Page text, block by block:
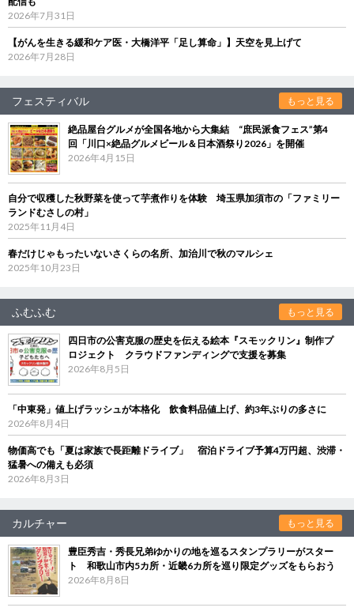
2026年7月31日
【がんを生きる緩和ケア医・大橋洋平「足し算命」】天空を見上げて
2026年7月28日
フェスティバル もっと見る
絶品屋台グルメが全国各地から大集結 “庶民派食フェス”第4
回「川口×絶品グルメビール＆日本酒祭り2026」を開催
2026年4月15日
自分で収穫した秋野菜を使って芋煮作りを体験 埼玉県加須市の「ファミリー
ランドむさしの村」
2025年11月4日
春だけじゃもったいないさくらの名所、加治川で秋のマルシェ
2025年10月23日
ふむふむ もっと見る
四日市の公害克服の歴史を伝える絵本『スモックリン』制作プ
ロジェクト クラウドファンディングで支援を募集
2026年8月5日
「中東発」値上げラッシュが本格化 飲食料品値上げ、約3年ぶりの多さに
2026年8月4日
物価高でも「夏は家族で長距離ドライブ」 宿泊ドライブ予算4万円超、渋滞・
猛暑への備えも必須
2026年8月3日
カルチャー もっと見る
豊臣秀吉・秀長兄弟ゆかりの地を巡るスタンプラリーがスター
ト 和歌山市内5カ所・近畿6カ所を巡り限定グッズをもらおう
2026年8月8日